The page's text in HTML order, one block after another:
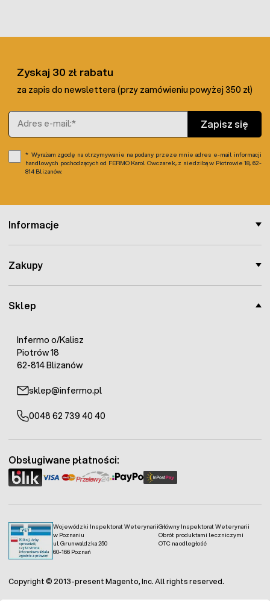
Sklep
Infermo o/Kalisz
Piotrów 18
62-814 Blizanów
sklep@infermo.pl
0048 62 739 40 40
Informacje
Zakupy
Zyskaj 30 zł rabatu
za zapis do newslettera (przy zamówieniu powyżej 350 zł)
Adres e-mail
Zapisz się
Wyrażam zgodę na otrzymywanie na podany przeze mnie adres e-mail informacji
handlowych pochodzących od FERMO Karol Owczarek, z siedzibą w Piotrowie 18, 62-
814 Blizanów.
Wojewódzki Inspektorat Weterynarii
w Poznaniu
ul. Grunwaldzka 250
60-166 Poznań
Główny Inspektorat Weterynarii
Obrót produktami leczniczymi
OTC na odległość
Obsługiwane płatności:
Copyright © 2013-present Magento, Inc. All rights reserved.